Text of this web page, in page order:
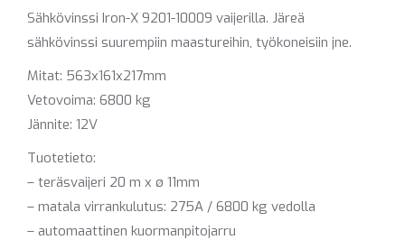
Sähkövinssi Iron-X 9201-10009 vaijerilla. Järeä
sähkövinssi suurempiin maastureihin, työkoneisiin jne.
Mitat: 563x161x217mm
Vetovoima: 6800 kg
Jännite: 12V
Tuotetieto:
– teräsvaijeri 20 m x ø 11mm
– matala virrankulutus: 275A / 6800 kg vedolla
– automaattinen kuormanpitojarru